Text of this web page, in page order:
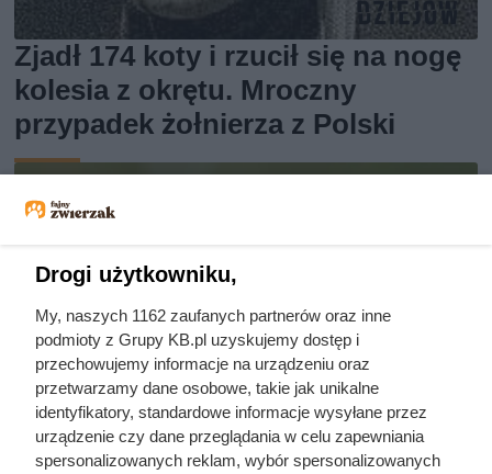
Zjadł 174 koty i rzucił się na nogę
kolesia z okrętu. Mroczny
przypadek żołnierza z Polski
Drogi użytkowniku,
My, naszych 1162 zaufanych partnerów oraz inne
podmioty z Grupy KB.pl uzyskujemy dostęp i
przechowujemy informacje na urządzeniu oraz
przetwarzamy dane osobowe, takie jak unikalne
identyfikatory, standardowe informacje wysyłane przez
urządzenie czy dane przeglądania w celu zapewniania
spersonalizowanych reklam, wybór spersonalizowanych